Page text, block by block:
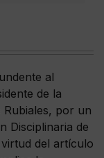
al
de la
Rubiales, por un
Disciplinaria de
del artículo